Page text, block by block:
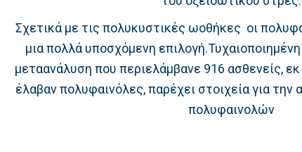
Σχετικά με τις πολυκυστικές ωοθήκες οι
μια πολλά υποσχόμενη
μεταανάλυση που περιελάμβανε 916 ασθενείς,
έλαβαν πολυφαινόλες, παρέχει στοιχεία για
πολυφαινολών